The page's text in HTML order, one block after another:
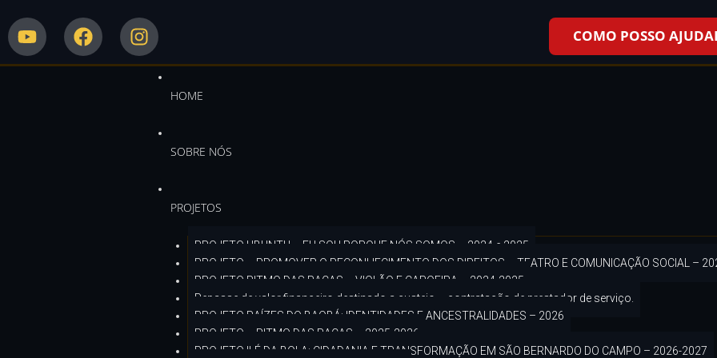
COMO POSSO
HOME
SOBRE NÓS
PROJETOS
PROJETO UBUNTU – EU SOU PORQUE NÓS SOMOS – 2024 e 2025
PROJETO – PROMOVER O RECONHECIMENTO DOS DIREITOS – TEATRO E COMUNICAÇÃO SOCIAL –
PROJETO RITMO DAS RAÇAS – VIOLÃO E CAPOEIRA – 2024-2025
Repasse de valor financeiro destinado a custeio – contratação de prestador de serviço.
PROJETO RAÍZES DO BAOBÁ: IDENTIDADES E ANCESTRALIDADES – 2026
PROJETO – RITMO DAS RAÇAS – 2025-2026
PROJETO ILÉ DA BOLA: CIDADANIA E TRANSFORMAÇÃO EM SÃO BERNARDO DO CAMPO – 2026-2027